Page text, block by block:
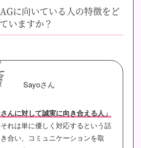
に向いている人の特徴をど
いますか？
Sayoさん
さんに対して誠実に向き合える人」
れは単に優しく対応するという話
合い、コミュニケーションを取